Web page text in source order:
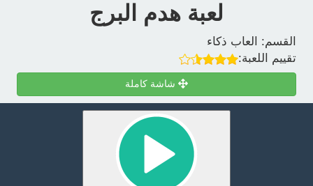
لعبة هدم البرج
القسم:
العاب ذكاء
تقييم اللعبة:
شاشة كاملة